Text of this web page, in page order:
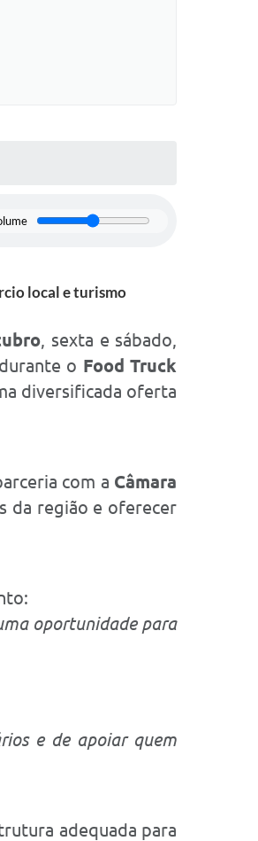
local e turismo
, sexta e sábado,
o Food Truck
diversificada oferta
com a Câmara
da região e oferecer
oportunidade para
e de apoiar quem
adequada para